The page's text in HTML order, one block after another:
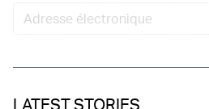
LATEST STORIES